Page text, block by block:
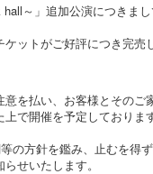
～」追加公演につきま
ットがご好評につき完売
を払い、お客様とそのご
で開催を予定しております
の方針を鑑み、止むを得
せいたします。